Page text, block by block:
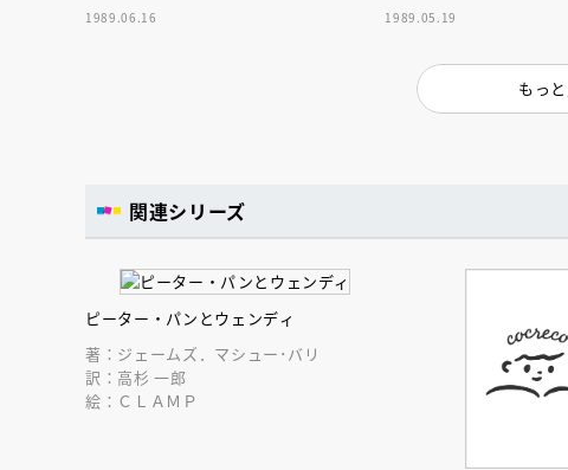
1989.06.16 1989.05.19
もっ
関連シリーズ
ピーター・パンとウェンディ
著：ジェームズ．マシュー･バリ
訳：高杉 一郎
絵：ＣＬＡＭＰ